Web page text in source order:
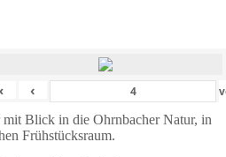
‹
mit Blick in die Ohrnbacher Natur, in
Frühstücksraum.